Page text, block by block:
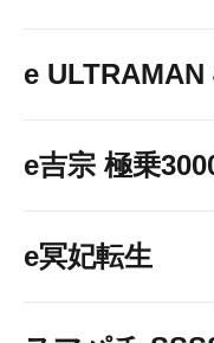
e ULTRAMAN
e吉宗 極乗
e冥妃転生